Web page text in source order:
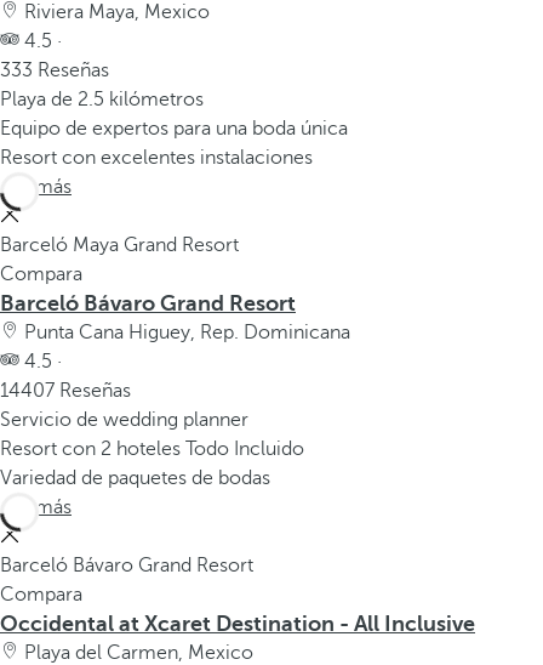
Riviera Maya, Mexico
4.5 ·
333 Reseñas
Playa de 2.5 kilómetros
Equipo de expertos para una boda única
Resort con excelentes instalaciones
Ver más
Barceló Maya Grand Resort
Compara
Barceló Bávaro Grand Resort
Punta Cana Higuey, Rep. Dominicana
4.5 ·
14407 Reseñas
Servicio de wedding planner
Resort con 2 hoteles Todo Incluido
Variedad de paquetes de bodas
Ver más
Barceló Bávaro Grand Resort
Compara
Occidental at Xcaret Destination - All Inclusive
Playa del Carmen, Mexico